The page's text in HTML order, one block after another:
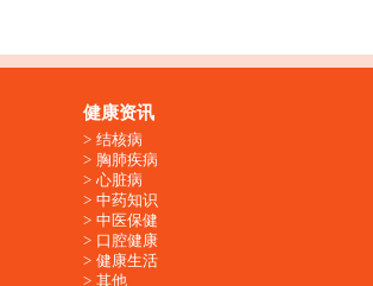
健康资讯
结核病
胸肺疾病
心脏病
中药知识
中医保健
口腔健康
健康生活
其他